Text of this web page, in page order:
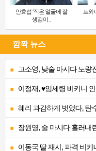
안효섭 ‘작은 얼굴에 잘
생김이 ..
트와
깜짝 뉴스
고소영, 낮술 마시다 노량
이정재, ♥임세령 비키니
혜리 과감하게 벗었다, 탄
장원영, 술 마시다 흘러내
이동국 딸 재시, 파격 비